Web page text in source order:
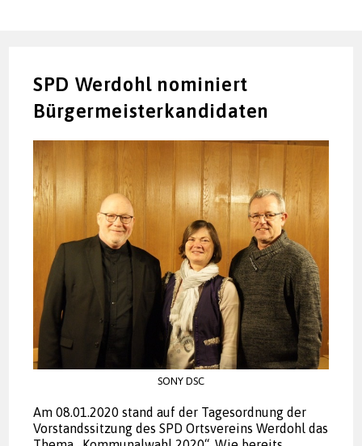
SPD Werdohl nominiert
Bürgermeisterkandidaten
SONY DSC
Am 08.01.2020 stand auf der Tagesordnung der
Vorstandssitzung des SPD Ortsvereins Werdohl das